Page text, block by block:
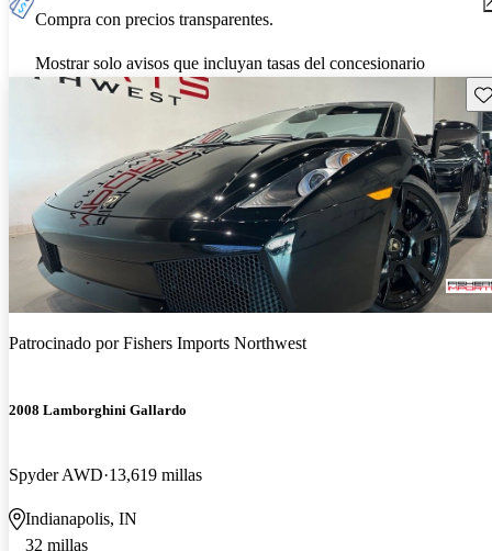
Compra con precios transparentes.
Mostrar solo avisos que incluyan tasas del concesionario
Patrocinado porFishers Imports Northwest
2008 Lamborghini Gallardo
Spyder AWD 13,619 millas
Indianapolis, IN
32 millas